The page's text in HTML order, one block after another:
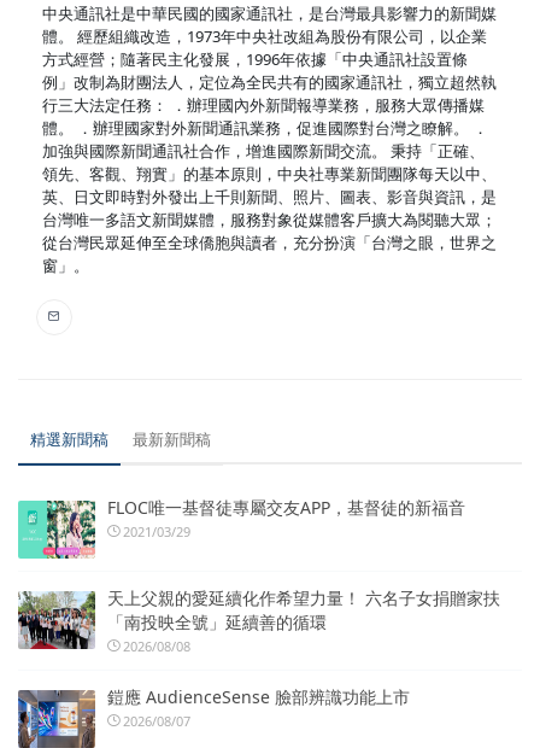
中央通訊社是中華民國的國家通訊社，是台灣最具影響力的新聞媒
體。 經歷組織改造，1973年中央社改組為股份有限公司，以企業
方式經營；隨著民主化發展，1996年依據「中央通訊社設置條
例」改制為財團法人，定位為全民共有的國家通訊社，獨立超然執
行三大法定任務： ．辦理國內外新聞報導業務，服務大眾傳播媒
體。 ．辦理國家對外新聞通訊業務，促進國際對台灣之瞭解。 ．
加強與國際新聞通訊社合作，增進國際新聞交流。 秉持「正確、
領先、客觀、翔實」的基本原則，中央社專業新聞團隊每天以中、
英、日文即時對外發出上千則新聞、照片、圖表、影音與資訊，是
台灣唯一多語文新聞媒體，服務對象從媒體客戶擴大為閱聽大眾；
從台灣民眾延伸至全球僑胞與讀者，充分扮演「台灣之眼，世界之
窗」。
精選新聞稿 最新新聞稿
FLOC唯一基督徒專屬交友APP，基督徒的新福音
2021/03/29
天上父親的愛延續化作希望力量！ 六名子女捐贈家扶
「南投映全號」延續善的循環
2026/08/08
鎧應 AudienceSense 臉部辨識功能上市
2026/08/07